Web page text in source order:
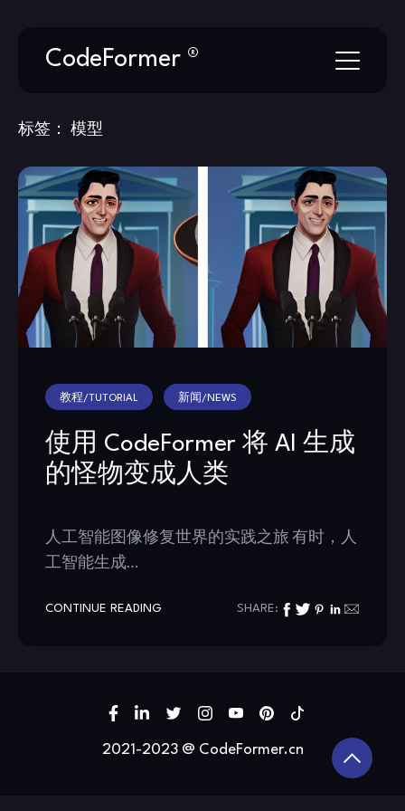
CodeFormer ®
标签： 模型
教程/TUTORIAL 新闻/NEWS
使用 CodeFormer 将 AI 生成
的怪物变成人类
人工智能图像修复世界的实践之旅 有时，人
工智能生成…
CONTINUE READING SHARE:
2021-2023 @ CodeFormer.cn